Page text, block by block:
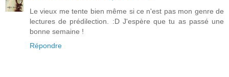
Le vieux me tente bien même si ce n'est pas mon genre de
lectures de prédilection. :D J'espère que tu as passé une
bonne semaine !
Répondre